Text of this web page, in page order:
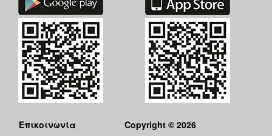
Επικοινωνία Copyright © 2026